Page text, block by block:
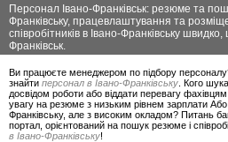
Персонал Івано-Франківськ: резюме та
Франківську, працевлаштування та
співробітників в Івано-Франківську
Франківськ.
Ви працюєте менеджером по підбору
знайти персонал в Івано-Франківську . Кого
досвідом роботи або віддати перевагу
увагу на резюме з низьким рівнем зарплати
Франківську, але з високим окладом? Питань
портал, орієнтований на пошук резюме і
в Івано-Франківську!